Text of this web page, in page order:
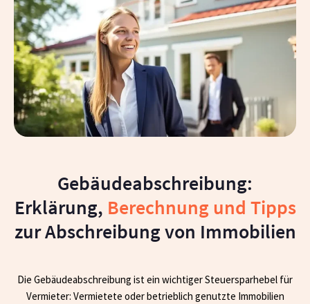
Gebäudeabschreibung:
Erklärung, Berechnung und Tipps
zur Abschreibung von Immobilien
Die Gebäudeabschreibung ist ein wichtiger Steuersparhebel für
Vermieter: Vermietete oder betrieblich genutzte Immobilien